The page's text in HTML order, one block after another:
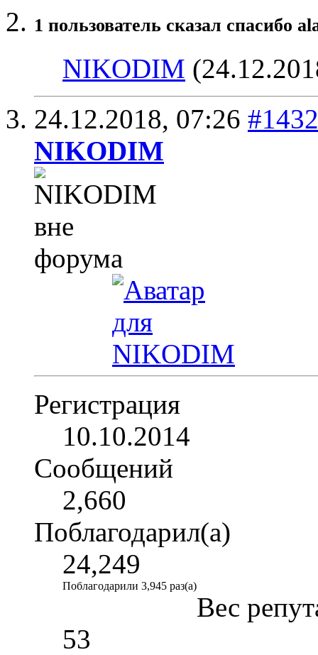
1 пользователь сказал cпасибо
NIKODIM
24.12.2018, 07:26 #1432
NIKODIM
Регистрация
10.10.2014
Сообщений
2,660
Поблагодарил(а)
24,249
Поблагодарили 3,945 раз(а)
Вес
53